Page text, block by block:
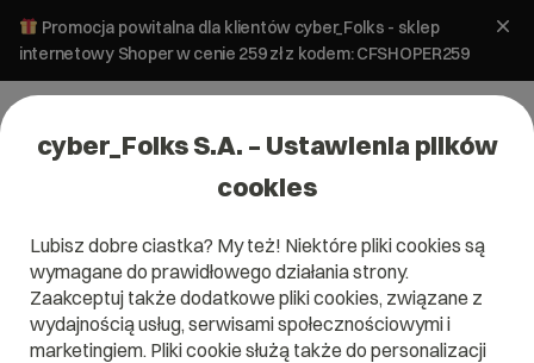
Promocja powitalna dla klientów cyber_Folks - sklep
internetowy Shoper w cenie 259 zł z kodem: CFSHOPER259
WordPress
Astra vs. Kadence – który motyw
wybrać dla strony firmowej?
cyber_Folks S.A. – Ustawienia plików
cookies
Lubisz dobre ciastka? My też! Niektóre pliki cookies są
wymagane do prawidłowego działania strony.
Zaakceptuj także dodatkowe pliki cookies, związane z
wydajnością usług, serwisami społecznościowymi i
marketingiem. Pliki cookie służą także do personalizacji